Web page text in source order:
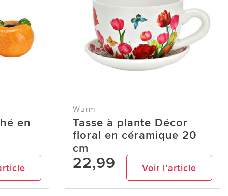
en
Wurm
Tasse à plante Décor
floral en céramique 20
cm
22,99 Voir l’article